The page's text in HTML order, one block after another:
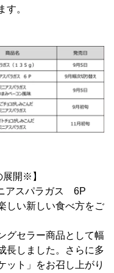
す。
展開※】
アスパラガス 6P
しい新しい食べ方をご
グセラー商品として幅
長しました。さらに多
ット」をお召し上がり